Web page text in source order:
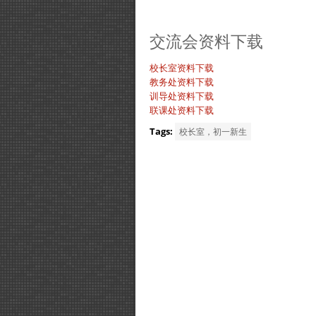
交流会资料下载
校长室资料下载
教务处资料下载
训导处资料下载
联课处资料下载
Tags: 校长室，初一新生